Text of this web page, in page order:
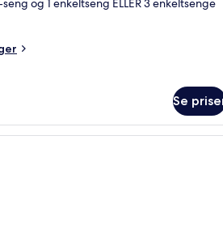
og 1 enkeltseng ELLER 3 enkeltsenge
Se